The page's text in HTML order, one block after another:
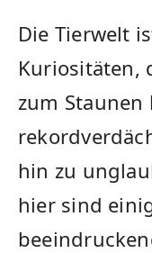
Die Tierwelt
Kuriositäten,
zum‌ Staunen
hin ‍zu
hier sind